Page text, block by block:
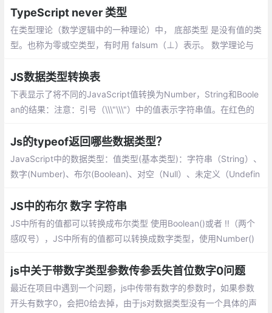
TypeScript never 类型
在类型理论（数学逻辑中的一种理论）中， 底部类型 是没有值的类
型。也称为零或空类型，有时用 falsum（⊥）表示。 数学理论与
应用场景。
JS数据类型转换表
下表显示了将不同的JavaScript值转换为Number，String和Boole
an的结果：注意：引号（\\\"\\\"）中的值表示字符串值。在红色的
Js的typeof返回哪些数据类型？
JavaScript中的数据类型：值类型(基本类型)：字符串（String）、
数字(Number)、布尔(Boolean)、对空（Null）、未定义（Undefin
数(Function)。
JS中的布尔 数字 字符串
JS中所有的值都可以转换成布尔类型 使用Boolean()或者 !!（两个
感叹号），JS中所有的值都可以转换成数字类型，使用Number()
数据，从字符串转换为数字并参与计算
js中关于带数字类型参数传参丢失首位数字0问题
最近在项目中遇到一个问题，js中传带有数字的参数时，如果参数
开头有数字0，会把0给去掉，由于js对数据类型没有一个具体的声